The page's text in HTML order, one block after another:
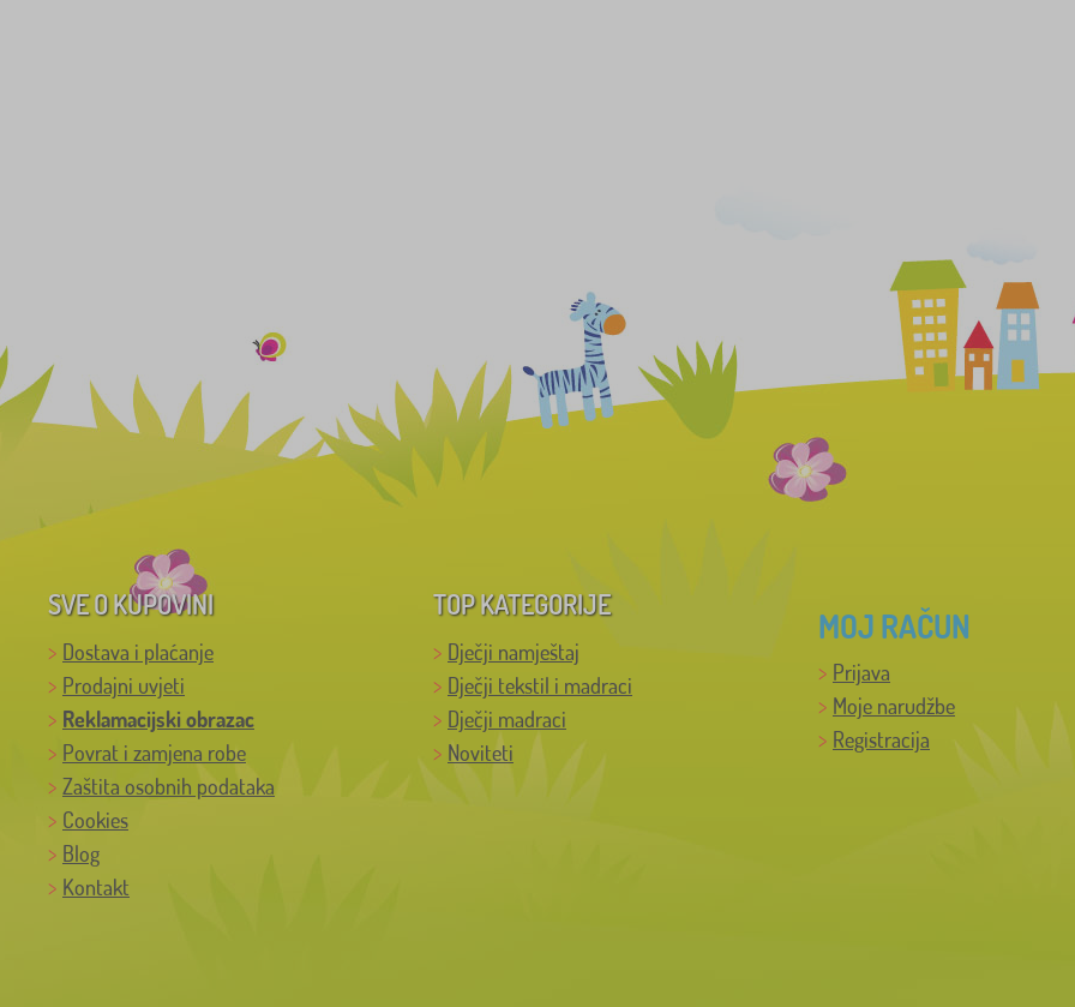
SVE O KUPOVINI
Dostava i plaćanje
Prodajni uvjeti
Reklamacijski obrazac
Povrat i zamjena robe
Zaštita osobnih podataka
Cookies
Blog
Kontakt
TOP KATEGORIJE
Dječji namještaj
Dječji tekstil i madraci
Dječji madraci
Noviteti
MOJ RAČUN
Prijava
Moje narudžbe
Registracija